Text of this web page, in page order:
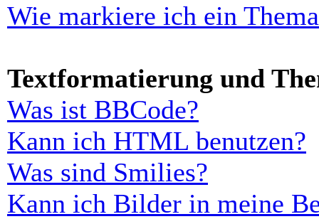
Wie markiere ich ein
Textformatierung und
Was ist BBCode?
Kann ich HTML benutzen?
Was sind Smilies?
Kann ich Bilder in meine